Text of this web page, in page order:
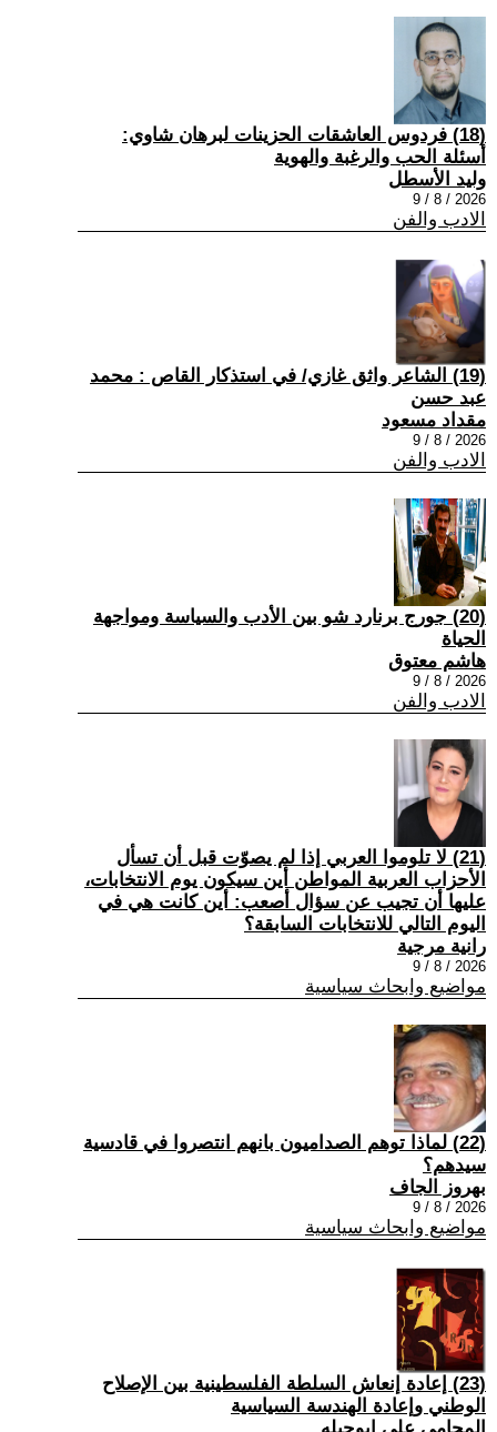
(18) فردوس العاشقات الحزينات لبرهان شاوي:
أسئلة الحب والرغبة والهوية
وليد الأسطل
2026 / 8 / 9
الادب والفن
(19) الشاعر واثق غازي/ في استذكار القاص : محمد
عبد حسن
مقداد مسعود
2026 / 8 / 9
الادب والفن
(20) جورج برنارد شو بين الأدب والسياسة ومواجهة
الحياة
هاشم معتوق
2026 / 8 / 9
الادب والفن
(21) لا تلوموا العربي إذا لم يصوّت قبل أن تسأل
الأحزاب العربية المواطن أين سيكون يوم الانتخابات،
عليها أن تجيب عن سؤال أصعب: أين كانت هي في
اليوم التالي للانتخابات السابقة؟
رانية مرجية
2026 / 8 / 9
مواضيع وابحاث سياسية
(22) ‏لماذا توهم الصداميون بانهم انتصروا في قادسية
سيدهم؟
بهروز الجاف
2026 / 8 / 9
مواضيع وابحاث سياسية
(23) إعادة إنعاش السلطة الفلسطينية بين الإصلاح
الوطني وإعادة الهندسة السياسية